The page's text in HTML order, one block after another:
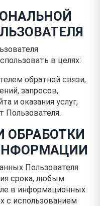
в целях:
обратной связи,
запросов,
и оказания услуг,
Пользователя.
ОБРАБОТКИ
Пользователя
срока, любым
в информационных
с использованием